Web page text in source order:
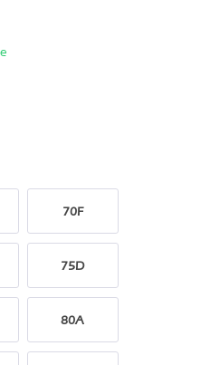
70F
75D
80A